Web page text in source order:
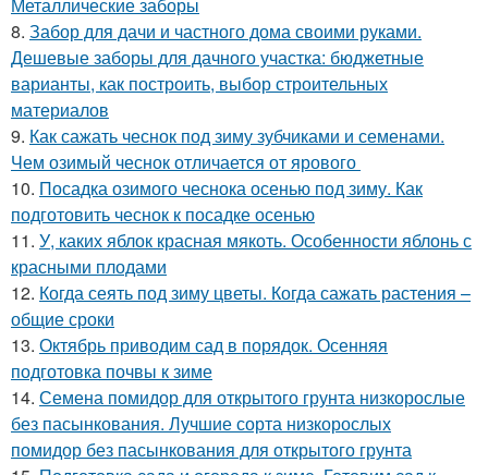
8. Забор для дачи и частного дома своими руками.
Дешевые заборы для дачного участка: бюджетные
варианты, как построить, выбор строительных
материалов
9. Как сажать чеснок под зиму зубчиками и семенами.
Чем озимый чеснок отличается от ярового
10. Посадка озимого чеснока осенью под зиму. Как
подготовить чеснок к посадке осенью
11. У, каких яблок красная мякоть. Особенности яблонь с
красными плодами
12. Когда сеять под зиму цветы. Когда сажать растения –
общие сроки
13. Октябрь приводим сад в порядок. Осенняя
подготовка почвы к зиме
14. Семена помидор для открытого грунта низкорослые
без пасынкования. Лучшие сорта низкорослых
помидор без пасынкования для открытого грунта